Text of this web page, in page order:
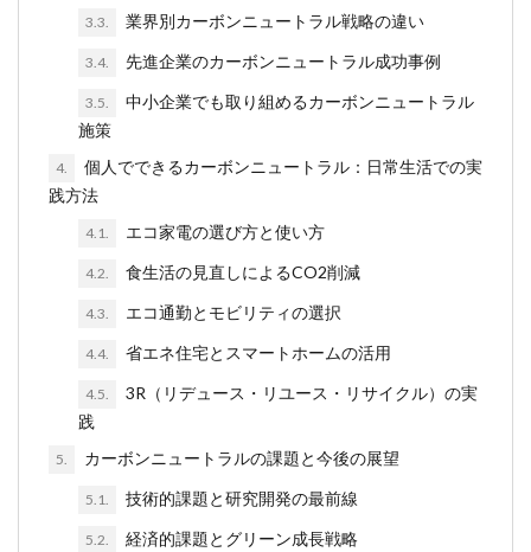
3.3. 業界別カーボンニュートラル戦略の違い
3.4. 先進企業のカーボンニュートラル成功事例
3.5.
中小企業でも取り組めるカーボンニュートラル
施策
4.
個人でできるカーボンニュートラル：日常生活での実
践方法
4.1. エコ家電の選び方と使い方
4.2. 食生活の見直しによるCO2削減
4.3. エコ通勤とモビリティの選択
4.4. 省エネ住宅とスマートホームの活用
4.5.
3R（リデュース・リユース・リサイクル）の実
践
5. カーボンニュートラルの課題と今後の展望
5.1. 技術的課題と研究開発の最前線
5.2. 経済的課題とグリーン成長戦略